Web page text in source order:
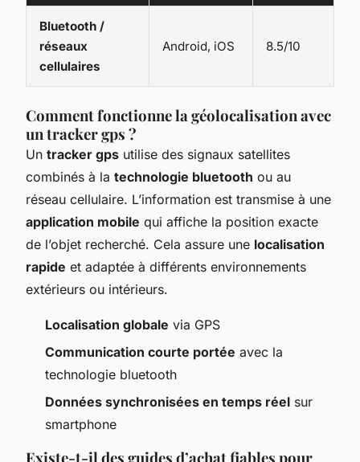
Bluetooth /
réseaux
cellulaires
Android, iOS 8.5/10
Comment fonctionne la géolocalisation avec
un tracker gps ?
Un tracker gps utilise des signaux satellites
combinés à la technologie bluetooth ou au
réseau cellulaire. L’information est transmise à une
application mobile qui affiche la position exacte
de l’objet recherché. Cela assure une localisation
rapide et adaptée à différents environnements
extérieurs ou intérieurs.
Localisation globale via GPS
Communication courte portée avec la
technologie bluetooth
Données synchronisées en temps réel sur
smartphone
Existe-t-il des guides d’achat fiables pour